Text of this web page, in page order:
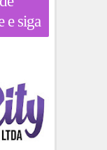
e siga